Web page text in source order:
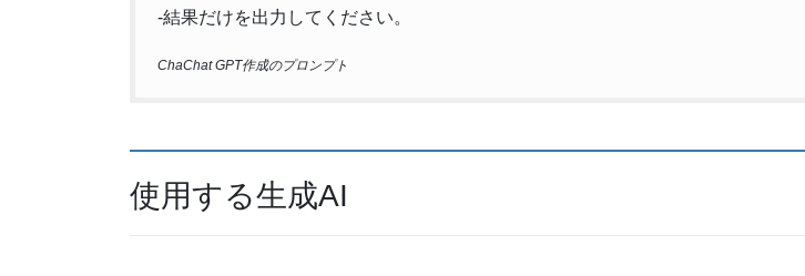
-結果だけを出力してください。
ChaChat GPT作成のプロンプト
使用する生成AI